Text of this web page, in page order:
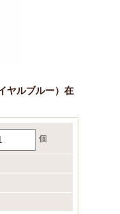
ヤルブルー）在
個